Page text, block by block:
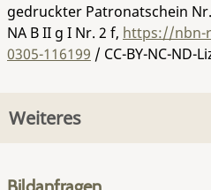
gedruckter Patronatschein
NA B II g I Nr. 2 f, https://nbn-
0305-116199 / CC-BY-NC-ND-
Weiteres